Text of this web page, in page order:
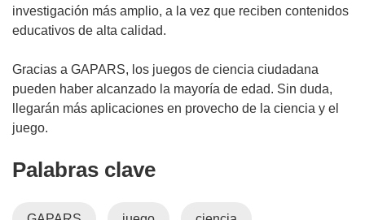
investigación más amplio, a la vez que reciben contenidos
educativos de alta calidad.
Gracias a GAPARS, los juegos de ciencia ciudadana
pueden haber alcanzado la mayoría de edad. Sin duda,
llegarán más aplicaciones en provecho de la ciencia y el
juego.
Palabras clave